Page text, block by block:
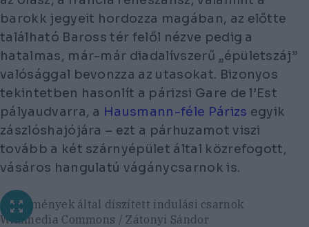
barokk jegyeit hordozza magában, az előtte
található Baross tér felől nézve pedig a
hatalmas, már-már diadalívszerű „épületszáj”
valósággal bevonzza az utasokat. Bizonyos
tekintetben hasonlít a párizsi Gare de l’Est
pályaudvarra, a Hausmann-féle Párizs egyik
zászlóshajójára – ezt a párhuzamot viszi
tovább a két szárnyépület által közrefogott,
vásáros hangulatú vágánycsarnok is.
A festmények által díszített indulási csarnok
Wikimedia Commons / Zátonyi Sándor